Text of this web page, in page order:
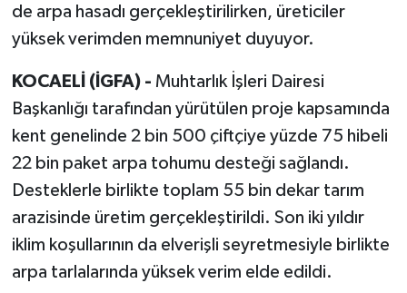
de arpa hasadı gerçekleştirilirken, üreticiler
yüksek verimden memnuniyet duyuyor.
KOCAELİ (İGFA) - Muhtarlık İşleri Dairesi
Başkanlığı tarafından yürütülen proje kapsamında
kent genelinde 2 bin 500 çiftçiye yüzde 75 hibeli
22 bin paket arpa tohumu desteği sağlandı.
Desteklerle birlikte toplam 55 bin dekar tarım
arazisinde üretim gerçekleştirildi. Son iki yıldır
iklim koşullarının da elverişli seyretmesiyle birlikte
arpa tarlalarında yüksek verim elde edildi.